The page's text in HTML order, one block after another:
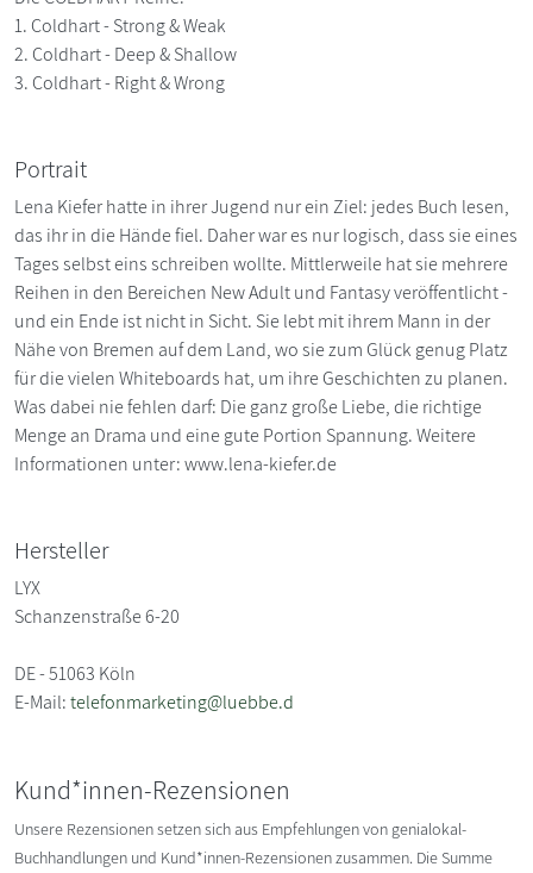
1. Coldhart - Strong & Weak
2. Coldhart - Deep & Shallow
3. Coldhart - Right & Wrong
Portrait
Lena Kiefer hatte in ihrer Jugend nur ein Ziel: jedes Buch lesen,
das ihr in die Hände fiel. Daher war es nur logisch, dass sie eines
Tages selbst eins schreiben wollte. Mittlerweile hat sie mehrere
Reihen in den Bereichen New Adult und Fantasy veröffentlicht -
und ein Ende ist nicht in Sicht. Sie lebt mit ihrem Mann in der
Nähe von Bremen auf dem Land, wo sie zum Glück genug Platz
für die vielen Whiteboards hat, um ihre Geschichten zu planen.
Was dabei nie fehlen darf: Die ganz große Liebe, die richtige
Menge an Drama und eine gute Portion Spannung. Weitere
Informationen unter: www.lena-kiefer.de
Hersteller
LYX
Schanzenstraße 6-20
DE - 51063 Köln
E-Mail:telefonmarketing@luebbe.d
Kund*innen-Rezensionen
Unsere Rezensionen setzen sich aus Empfehlungen von genialokal-
Buchhandlungen und Kund*innen-Rezensionen zusammen. Die Summe